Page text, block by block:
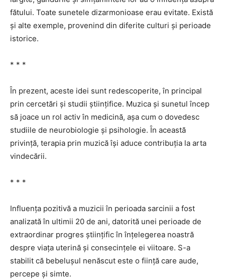
fătului. Toate sunetele dizarmonioase erau evitate. Există
şi alte exemple, provenind din diferite culturi şi perioade
istorice.
* * *
Ȋn prezent, aceste idei sunt redescoperite, în principal
prin cercetări şi studii ştiințifice. Muzica şi sunetul încep
să joace un rol activ în medicină, aşa cum o dovedesc
studiile de neurobiologie şi psihologie. Ȋn această
privință, terapia prin muzică îşi aduce contribuția la arta
vindecării.
* * *
Influența pozitivă a muzicii în perioada sarcinii a fost
analizată în ultimii 20 de ani, datorită unei perioade de
extraordinar progres ştiințific în înțelegerea noastră
despre viața uterină şi consecințele ei viitoare. S-a
stabilit că bebeluşul nenăscut este o ființă care aude,
percepe şi simte.